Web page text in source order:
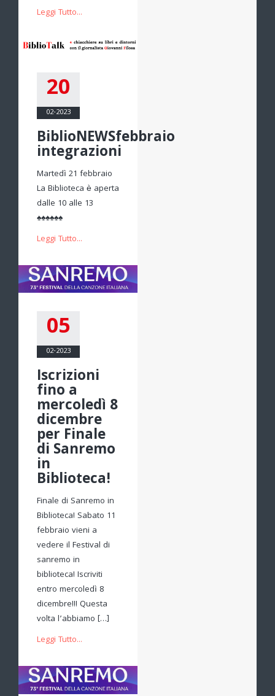
Leggi Tutto...
20
02-2023
BiblioNEWSfebbraio
integrazioni
Martedì 21 febbraio
La Biblioteca è aperta
dalle 10 alle 13
♠♠♠♠♠♠
Leggi Tutto...
05
02-2023
Iscrizioni
fino a
mercoledì 8
dicembre
per Finale
di Sanremo
in
Biblioteca!
Finale di Sanremo in
Biblioteca! Sabato 11
febbraio vieni a
vedere il Festival di
sanremo in
biblioteca! Iscriviti
entro mercoledì 8
dicembre!!! Questa
volta l’abbiamo […]
Leggi Tutto...